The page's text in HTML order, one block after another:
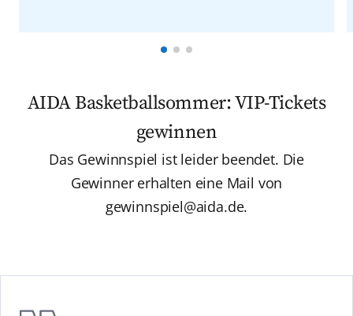
AIDA Basketballsommer: VIP-Tickets
gewinnen
Das Gewinnspiel ist leider beendet. Die
Gewinner erhalten eine Mail von
gewinnspiel@aida.de.